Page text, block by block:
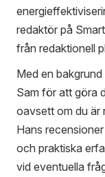
redaktör på
från redaktionell
Med en
Sam för att göra
oavsett om du är
Hans
och praktiska
vid eventuella